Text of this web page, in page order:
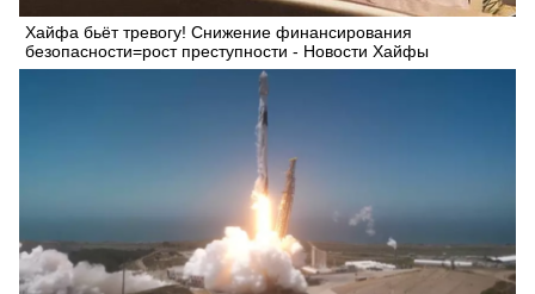
Хайфа бьёт тревогу! Снижение финансирования
безопасности=рост преступности - Новости Хайфы